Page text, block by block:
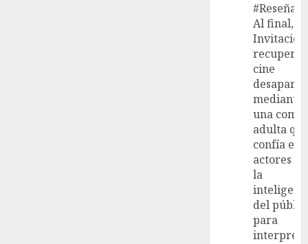
#Reseña
Al final,
recupera
cine
mediante
una
adulta
confía en
actores y
la
del
para